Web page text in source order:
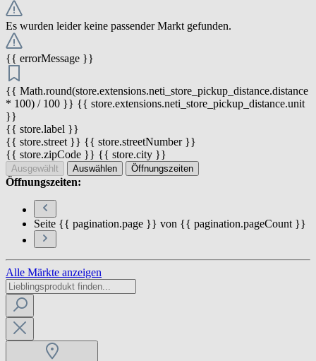
Es wurden leider keine passender Markt gefunden.
{{ errorMessage }}
{{ Math.round(store.extensions.neti_store_pickup_distance.distance
* 100) / 100 }} {{ store.extensions.neti_store_pickup_distance.unit
}}
{{ store.label }}
{{ store.street }} {{ store.streetNumber }}
{{ store.zipCode }} {{ store.city }}
Ausgewählt Auswählen Öffnungszeiten
Öffnungszeiten:
Seite {{ pagination.page }} von {{ pagination.pageCount }}
Alle Märkte anzeigen